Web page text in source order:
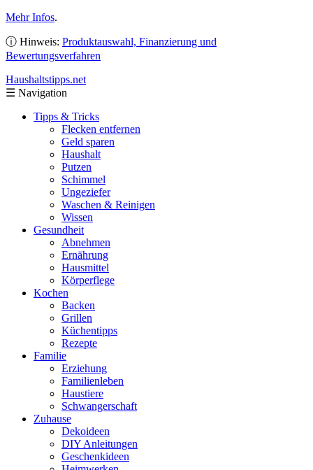
Mehr Infos.
ⓘ Hinweis: Produktauswahl, Finanzierung und
Bewertungsverfahren
Haushaltstipps.net
☰ Navigation
Tipps & Tricks
Flecken entfernen
Geld sparen
Haushalt
Putzen
Schimmel
Ungeziefer
Waschen & Reinigen
Wissen
Gesundheit
Abnehmen
Ernährung
Hausmittel
Körperflege
Kochen
Backen
Grillen
Küchentipps
Rezepte
Familie
Erziehung
Familienleben
Haustiere
Schwangerschaft
Zuhause
Dekoideen
DIY Anleitungen
Geschenkideen